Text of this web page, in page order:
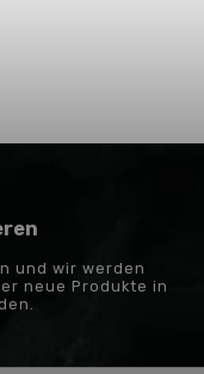
und wir werden
neue Produkte in